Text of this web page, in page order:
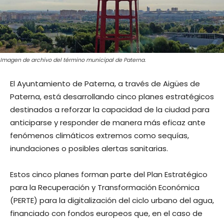
Imagen de archivo del término municipal de Paterna.
El Ayuntamiento de Paterna, a través de Aigües de
Paterna, está desarrollando cinco planes estratégicos
destinados a reforzar la capacidad de la ciudad para
anticiparse y responder de manera más eficaz ante
fenómenos climáticos extremos como sequías,
inundaciones o posibles alertas sanitarias.
Estos cinco planes forman parte del Plan Estratégico
para la Recuperación y Transformación Económica
(PERTE) para la digitalización del ciclo urbano del agua,
financiado con fondos europeos que, en el caso de